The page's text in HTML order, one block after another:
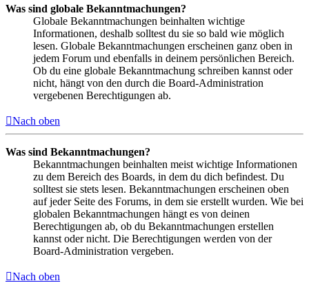
Was sind globale Bekanntmachungen?
Globale Bekanntmachungen beinhalten wichtige
Informationen, deshalb solltest du sie so bald wie möglich
lesen. Globale Bekanntmachungen erscheinen ganz oben in
jedem Forum und ebenfalls in deinem persönlichen Bereich.
Ob du eine globale Bekanntmachung schreiben kannst oder
nicht, hängt von den durch die Board-Administration
vergebenen Berechtigungen ab.
Nach oben
Was sind Bekanntmachungen?
Bekanntmachungen beinhalten meist wichtige Informationen
zu dem Bereich des Boards, in dem du dich befindest. Du
solltest sie stets lesen. Bekanntmachungen erscheinen oben
auf jeder Seite des Forums, in dem sie erstellt wurden. Wie bei
globalen Bekanntmachungen hängt es von deinen
Berechtigungen ab, ob du Bekanntmachungen erstellen
kannst oder nicht. Die Berechtigungen werden von der
Board-Administration vergeben.
Nach oben